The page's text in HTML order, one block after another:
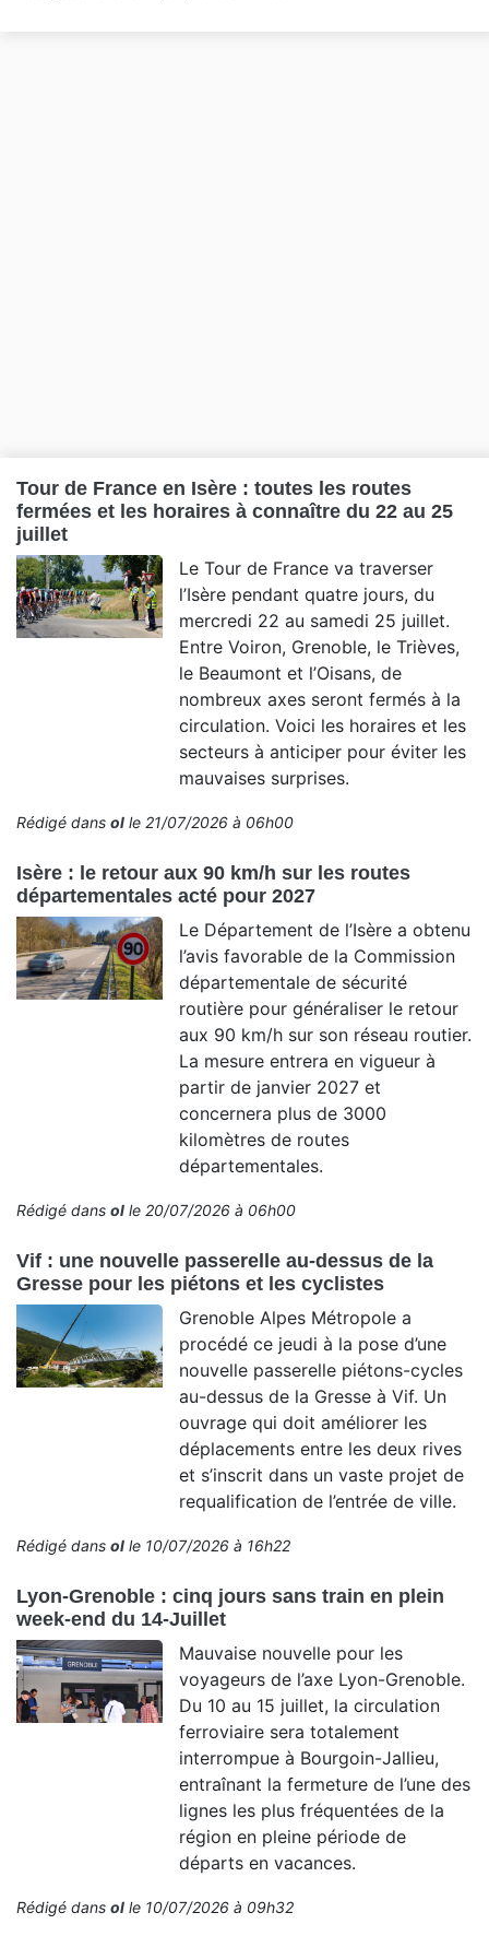
Tour de France en Isère : toutes les routes
fermées et les horaires à connaître du 22 au 25
juillet
Le Tour de France va traverser
l’Isère pendant quatre jours, du
mercredi 22 au samedi 25 juillet.
Entre Voiron, Grenoble, le Trièves,
le Beaumont et l’Oisans, de
nombreux axes seront fermés à la
circulation. Voici les horaires et les
secteurs à anticiper pour éviter les
mauvaises surprises.
Rédigé dans ol le 21/07/2026 à 06h00
Isère : le retour aux 90 km/h sur les routes
départementales acté pour 2027
Le Département de l’Isère a obtenu
l’avis favorable de la Commission
départementale de sécurité
routière pour généraliser le retour
aux 90 km/h sur son réseau routier.
La mesure entrera en vigueur à
partir de janvier 2027 et
concernera plus de 3000
kilomètres de routes
départementales.
Rédigé dans ol le 20/07/2026 à 06h00
Vif : une nouvelle passerelle au-dessus de la
Gresse pour les piétons et les cyclistes
Grenoble Alpes Métropole a
procédé ce jeudi à la pose d’une
nouvelle passerelle piétons-cycles
au-dessus de la Gresse à Vif. Un
ouvrage qui doit améliorer les
déplacements entre les deux rives
et s’inscrit dans un vaste projet de
requalification de l’entrée de ville.
Rédigé dans ol le 10/07/2026 à 16h22
Lyon-Grenoble : cinq jours sans train en plein
week-end du 14-Juillet
Mauvaise nouvelle pour les
voyageurs de l’axe Lyon-Grenoble.
Du 10 au 15 juillet, la circulation
ferroviaire sera totalement
interrompue à Bourgoin-Jallieu,
entraînant la fermeture de l’une des
lignes les plus fréquentées de la
région en pleine période de
départs en vacances.
Rédigé dans ol le 10/07/2026 à 09h32